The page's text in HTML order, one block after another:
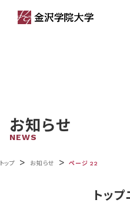
お知らせ
NEWS
ップ > お知らせ > ページ 22
トッ